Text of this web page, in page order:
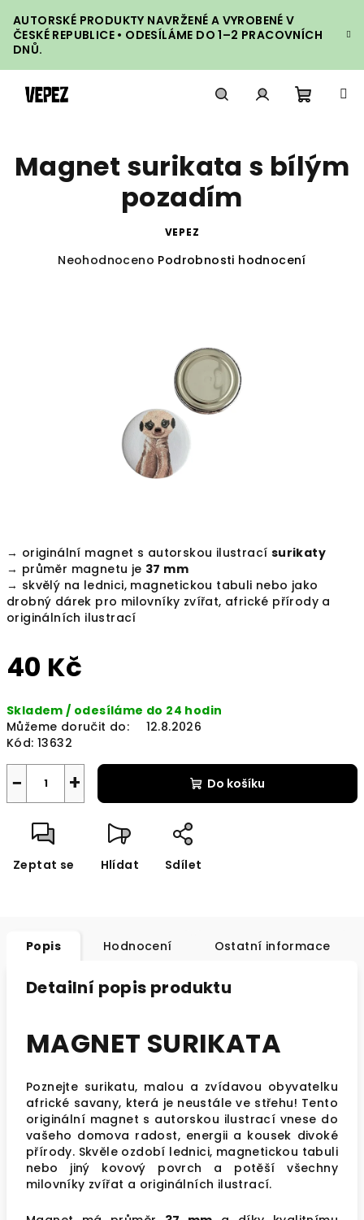
na
obsah
AUTORSKÉ PRODUKTY NAVRŽENÉ A VYROBENÉ V
ČESKÉ REPUBLICE • ODESÍLÁME DO 1–2 PRACOVNÍCH
DNŮ.
košík
→ originální magnet s autorskou ilustrací surikaty
→ průměr magnetu je 37 mm
→ skvělý na lednici, magnetickou tabuli nebo jako
drobný dárek pro milovníky zvířat, africké přírody a
originálních ilustrací
40 Kč
cena:
Skladem / odesíláme do 24 hodin
Můžeme doručit do:
12.8.2026
Kód: 13632
+
− Do košíku
Zeptat se Hlídat Sdílet
Magnet surikata s bílým
pozadím
VEPEZ
Průměrné
Neohodnoceno Podrobnosti hodnocení
Popis Hodnocení Ostatní informace
Detailní popis produktu
MAGNET SURIKATA
Poznejte surikatu, malou a zvídavou obyvatelku
africké savany, která je neustále ve střehu! Tento
originální magnet s autorskou ilustrací vnese do
vašeho domova radost, energii a kousek divoké
přírody. Skvěle ozdobí lednici, magnetickou tabuli
nebo jiný kovový povrch a potěší všechny
milovníky zvířat a originálních ilustrací.